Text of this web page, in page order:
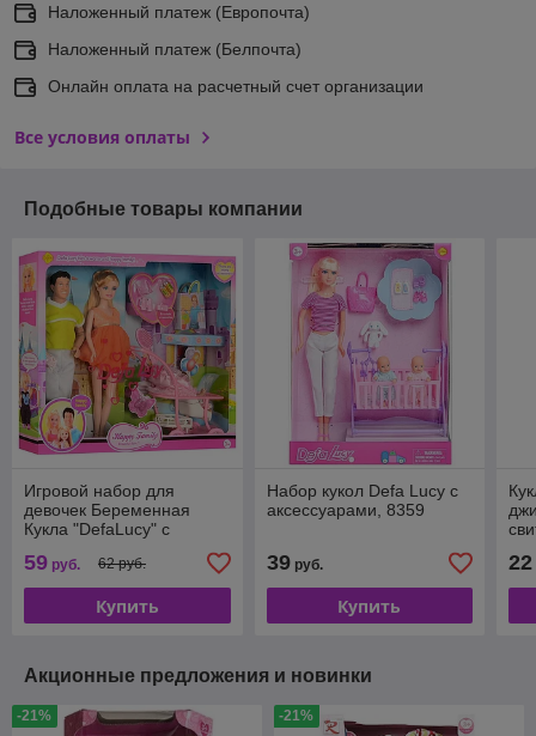
Наложенный платеж (Европочта)
Наложенный платеж (Белпочта)
Онлайн оплата на расчетный счет организации
Все условия оплаты
Подобные товары компании
Игровой набор для
девочек Беременная
Кукла "DefaLucy" с
(Арт.8088)
59 руб. 62 руб.
Купить
Набор кукол Defa Lucy с
аксессуарами, 8359
39руб.
Купить
22
Акционные предложения и новинки
-21% -21%